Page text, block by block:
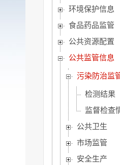
环境保护信息
食品药品监管
公共资源配置
公共监管信息
污染防治监
检测结果
监督检查
公共卫生
市场监管
安全生产